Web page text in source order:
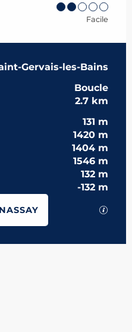
Facile
Gervais-les-Bains
Boucle
2.7 km
131 m
1420 m
1404 m
1546 m
132 m
-132 m